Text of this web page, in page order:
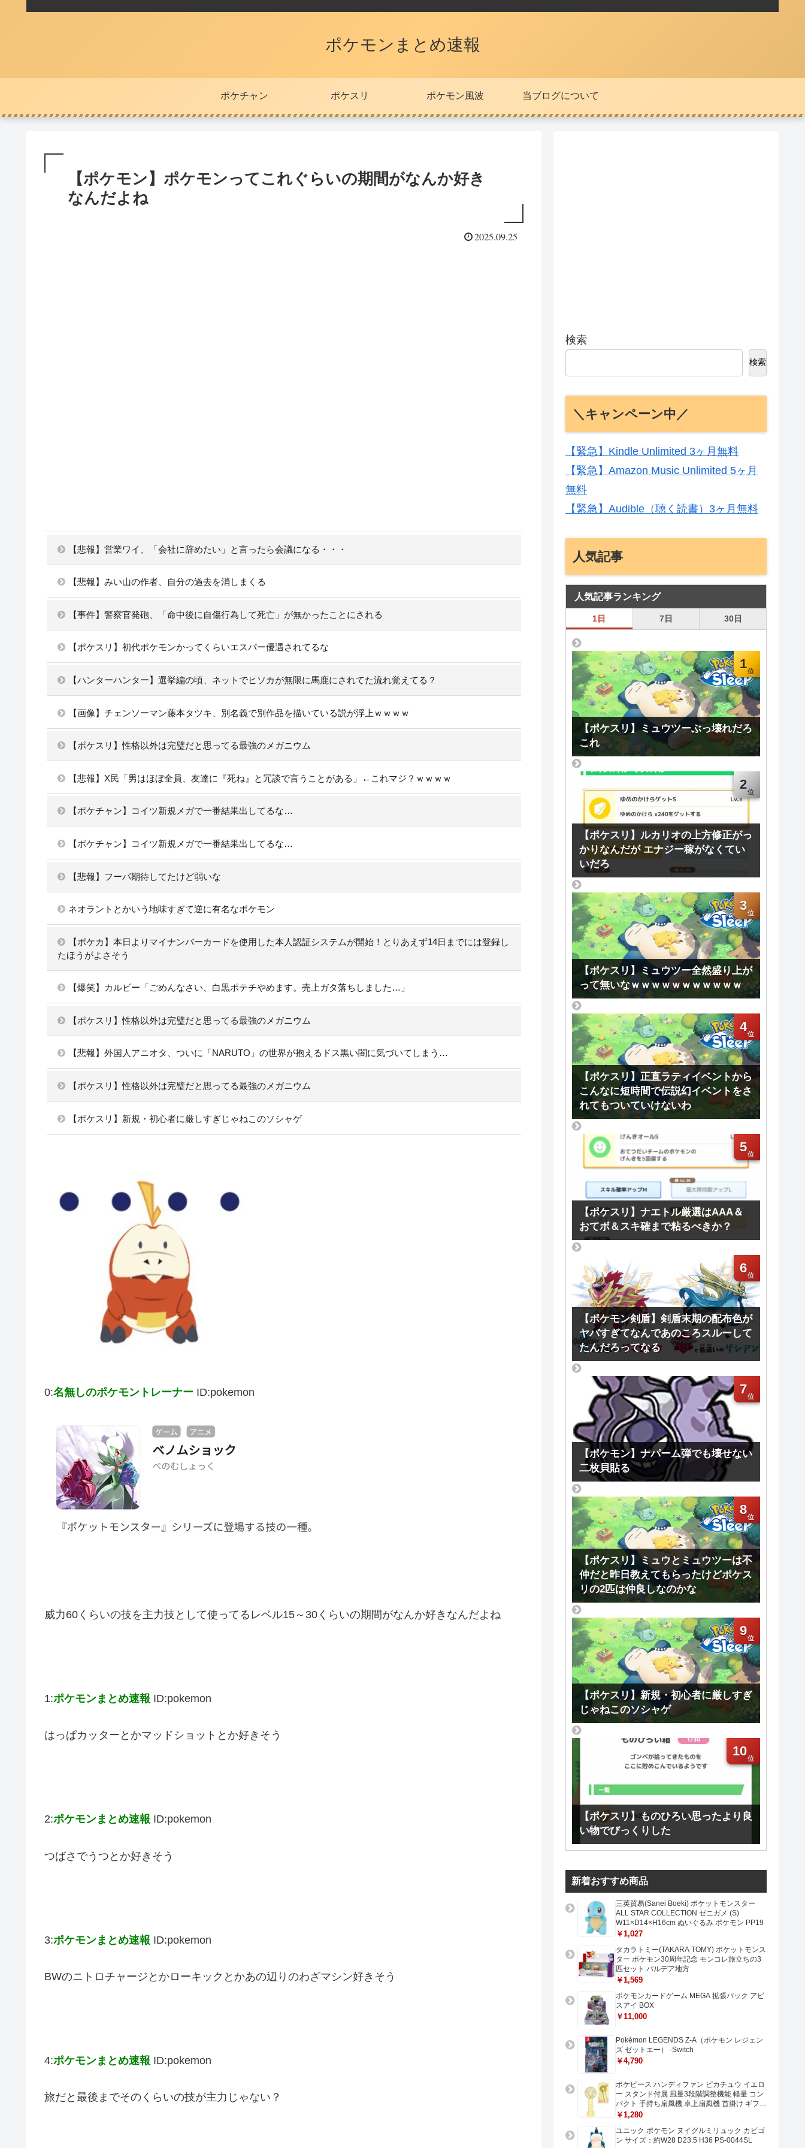
ポケモンまとめ速報
ポケチャン ポケスリ ポケモン風波 当ブログについて
【ポケモン】ポケモンってこれぐらいの期間がなんか好き
なんだよね
2025.09.25
【悲報】営業ワイ、「会社に辞めたい」と言ったら会議になる・・・
【悲報】みい山の作者、自分の過去を消しまくる
【事件】警察官発砲、「命中後に自傷行為して死亡」が無かったことにされる
【ポケスリ】初代ポケモンかってくらいエスパー優遇されてるな
【ハンターハンター】選挙編の頃、ネットでヒソカが無限に馬鹿にされてた流れ覚えてる？
【画像】チェンソーマン藤本タツキ、別名義で別作品を描いている説が浮上ｗｗｗｗ
【ポケスリ】性格以外は完璧だと思ってる最強のメガニウム
【悲報】X民「男はほぼ全員、友達に『死ね』と冗談で言うことがある」←これマジ？ｗｗｗｗ
【ポケチャン】コイツ新規メガで一番結果出してるな…
【ポケチャン】コイツ新規メガで一番結果出してるな…
【悲報】フーパ期待してたけど弱いな
ネオラントとかいう地味すぎて逆に有名なポケモン
【ポケカ】本日よりマイナンバーカードを使用した本人認証システムが開始！とりあえず14日までには登録し
たほうがよさそう
【爆笑】カルビー「ごめんなさい、白黒ポテチやめます。売上ガタ落ちしました…」
【ポケスリ】性格以外は完璧だと思ってる最強のメガニウム
【悲報】外国人アニオタ、ついに「NARUTO」の世界が抱えるドス黒い闇に気づいてしまう…
【ポケスリ】性格以外は完璧だと思ってる最強のメガニウム
【ポケスリ】新規・初心者に厳しすぎじゃねこのソシャゲ
0:名無しのポケモントレーナー ID:pokemon
威力60くらいの技を主力技として使ってるレベル15～30くらいの期間がなんか好きなんだよね
1:ポケモンまとめ速報 ID:pokemon
はっぱカッターとかマッドショットとか好きそう
2:ポケモンまとめ速報 ID:pokemon
つばさでうつとか好きそう
3:ポケモンまとめ速報 ID:pokemon
BWのニトロチャージとかローキックとかあの辺りのわざマシン好きそう
4:ポケモンまとめ速報 ID:pokemon
旅だと最後までそのくらいの技が主力じゃない？
検索
検索
＼キャンペーン中／
【緊急】Kindle Unlimited 3ヶ月無料
【緊急】Amazon Music Unlimited 5ヶ月
無料
【緊急】Audible（聴く読書）3ヶ月無料
人気記事
人気記事ランキング
1日 7日 30日
1
【ポケスリ】ミュウツーぶっ壊れだろ
これ
2
【ポケスリ】ルカリオの上方修正がっ
かりなんだが エナジー稼がなくてい
いだろ
3
【ポケスリ】ミュウツー全然盛り上が
って無いなｗｗｗｗｗｗｗｗｗｗｗ
4
【ポケスリ】正直ラティイベントから
こんなに短時間で伝説幻イベントをさ
れてもついていけないわ
5
【ポケスリ】ナエトル厳選はAAA＆
おてボ＆スキ確まで粘るべきか？
6
【ポケモン剣盾】剣盾末期の配布色が
ヤバすぎてなんであのころスルーして
たんだろってなる
7
【ポケモン】ナパーム弾でも壊せない
二枚貝貼る
8
【ポケスリ】ミュウとミュウツーは不
仲だと昨日教えてもらったけどポケス
リの2匹は仲良しなのかな
9
【ポケスリ】新規・初心者に厳しすぎ
じゃねこのソシャゲ
10
【ポケスリ】ものひろい思ったより良
い物でびっくりした
新着おすすめ商品
三英貿易(Sanei Boeki) ポケットモンスター
ALL STAR COLLECTION ゼニガメ (S)
W11×D14×H16cm ぬいぐるみ ポケモン PP19
￥1,027
タカラトミー(TAKARA TOMY) ポケットモンス
ター ポケモン30周年記念 モンコレ旅立ちの3
匹セット パルデア地方
￥1,569
ポケモンカードゲーム MEGA 拡張パック アビ
スアイ BOX
￥11,000
Pokémon LEGENDS Z-A（ポケモン レジェン
ズ ゼットエー） -Switch
￥4,790
ポケピース ハンディファン ピカチュウ イエロ
ー スタンド付属 風量3段階調整機能 軽量 コン
パクト 手持ち扇風機 卓上扇風機 首掛け ギフト
プレゼントに最適 USB充電 Type-C対応
￥1,280
ユニック ポケモン ヌイグルミリュック カビゴ
ン サイズ：約W28 D23.5 H36 PS-0044SL